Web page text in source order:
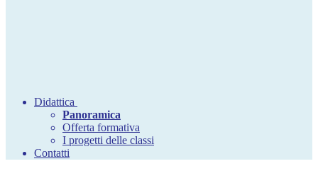
Didattica
Panoramica
Offerta formativa
I progetti delle classi
Contatti